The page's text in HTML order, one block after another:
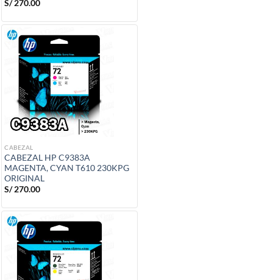
S/270.00
CABEZAL
CABEZAL HP C9383A
MAGENTA, CYAN T610 230KPG
ORIGINAL
S/270.00